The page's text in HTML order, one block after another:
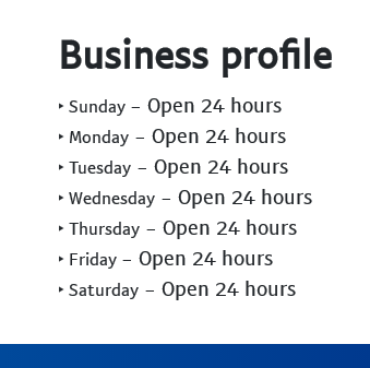
Business profile
‣ Sunday - Open 24 hours
‣ Monday - Open 24 hours
‣ Tuesday - Open 24 hours
‣ Wednesday - Open 24 hours
‣ Thursday - Open 24 hours
‣ Friday - Open 24 hours
‣ Saturday - Open 24 hours